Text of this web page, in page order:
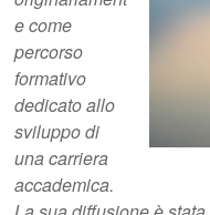
e come
percorso
formativo
dedicato allo
sviluppo di
una carriera
accademica.